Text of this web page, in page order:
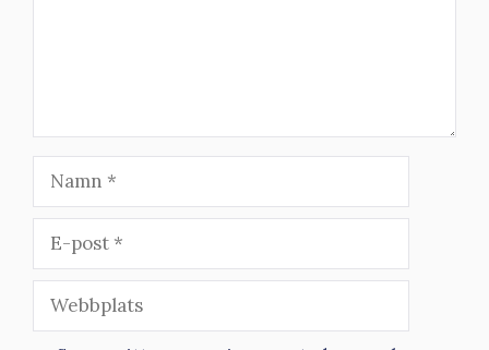
post
Webbplats